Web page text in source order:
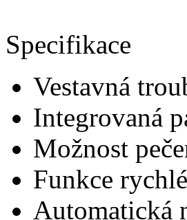
Specifikace
Vestavná
Integrovaná
Možnost
Funkce
Automatická